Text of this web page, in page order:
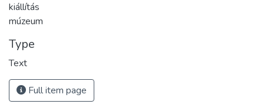
kiállítás
múzeum
Type
Text
Full item page